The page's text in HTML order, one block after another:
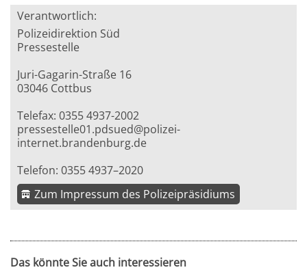
Verantwortlich:
Polizeidirektion Süd
Pressestelle
Juri-Gagarin-Straße 16
03046 Cottbus
Telefax: 0355 4937-2002
pressestelle01.pdsued@polizei-
internet.brandenburg.de
Telefon: 0355 4937–2020
Zum Impressum des Polizeipräsidiums
Das könnte Sie auch interessieren